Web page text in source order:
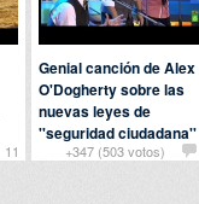
11 +347 (503 votos)
Genial canción de Alex
O'Dogherty sobre las
nuevas leyes de
''seguridad ciudadana''
PorjcvaleraenCine y